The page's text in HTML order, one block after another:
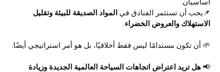
📌يجب أن تستثمر الفنادق في المواد الصديقة للبيئة وتقليل
الاستهلاك والعروض الخضراء.
🌱 أن تكون مستدامًا ليس فقط أخلاقيًا، بل هو أمر استراتيجي أيضًا.
📢 هل تريد اعتراض اتجاهات السياحة العالمية الجديدة وزيادة